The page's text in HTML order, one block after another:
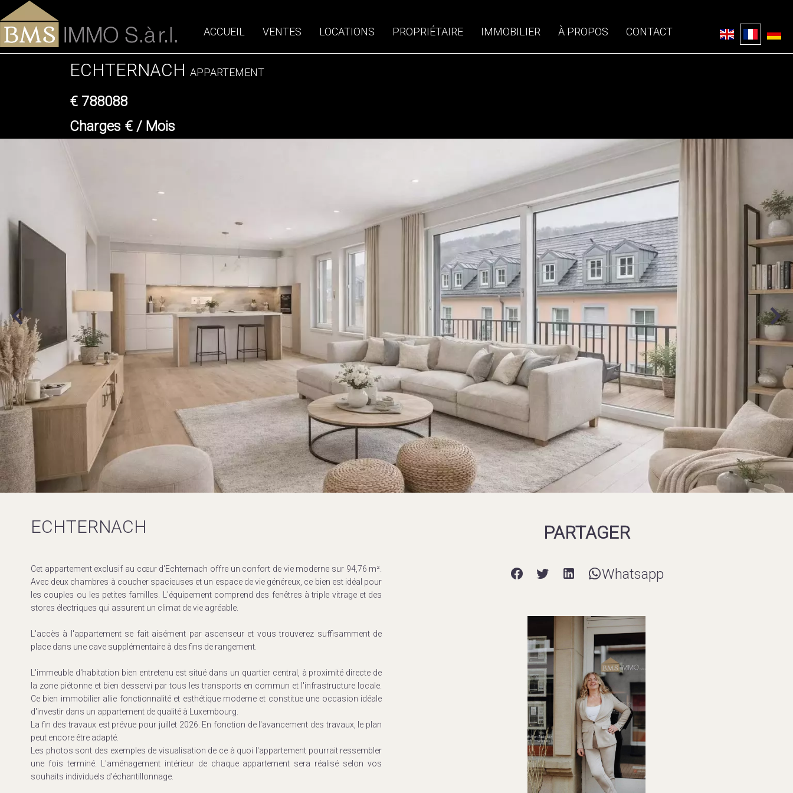
ACCUEIL VENTES LOCATIONS PROPRIÉTAIRE IMMOBILIER À PROPOS CONTACT
ECHTERNACH APPARTEMENT
€ 788088
Charges € / Mois
ECHTERNACH
Cet appartement exclusif au cœur d'Echternach offre un confort de vie moderne sur 94,76 m².
Avec deux chambres à coucher spacieuses et un espace de vie généreux, ce bien est idéal pour
les couples ou les petites familles. L'équipement comprend des fenêtres à triple vitrage et des
stores électriques qui assurent un climat de vie agréable.
L'accès à l'appartement se fait aisément par ascenseur et vous trouverez suffisamment de
place dans une cave supplémentaire à des fins de rangement.
L'immeuble d'habitation bien entretenu est situé dans un quartier central, à proximité directe de
la zone piétonne et bien desservi par tous les transports en commun et l'infrastructure locale.
Ce bien immobilier allie fonctionnalité et esthétique moderne et constitue une occasion idéale
d'investir dans un appartement de qualité à Luxembourg.
La fin des travaux est prévue pour juillet 2026. En fonction de l'avancement des travaux, le plan
peut encore être adapté.
Les photos sont des exemples de visualisation de ce à quoi l'appartement pourrait ressembler
une fois terminé. L'aménagement intérieur de chaque appartement sera réalisé selon vos
souhaits individuels d'échantillonnage.
PARTAGER
Whatsapp